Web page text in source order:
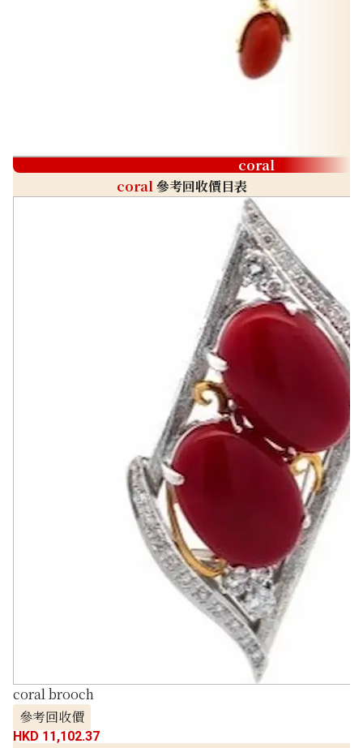
coral
coral參考回收價目表
coral brooch
參考回收價
HKD 11,102.37